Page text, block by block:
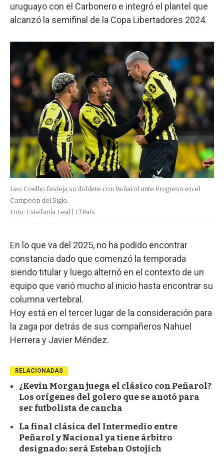
uruguayo con el Carbonero e integró el plantel que
alcanzó la semifinal de la Copa Libertadores 2024.
Leo Coelho festeja su doblete con Peñarol ante Progreso en el
Campeón del Siglo.
Foto: Estefanía Leal | El País
En lo que va del 2025, no ha podido encontrar
constancia dado que comenzó la temporada
siendo titular y luego alternó en el contexto de un
equipo que varió mucho al inicio hasta encontrar su
columna vertebral.
Hoy está en el tercer lugar de la consideración para
la zaga por detrás de sus compañeros Nahuel
Herrera y Javier Méndez.
RELACIONADAS
¿Kevin Morgan juega el clásico con Peñarol?
Los orígenes del golero que se anotó para
ser futbolista de cancha
La final clásica del Intermedio entre
Peñarol y Nacional ya tiene árbitro
designado: será Esteban Ostojich